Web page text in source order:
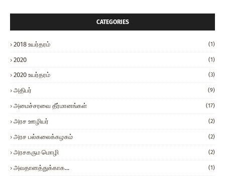
CATEGORIES
2018 உயர்தரம் (1)
2020 (1)
2020 உயர்தரம் (3)
அதிபர் (9)
அமைச்சரவை தீர்மானங்கள் (17)
அரச ஊழியர் (2)
அரச பல்கலைக்கழகம் (2)
அரசகரும மொழி (2)
அவதானத்துக்காக... (1)